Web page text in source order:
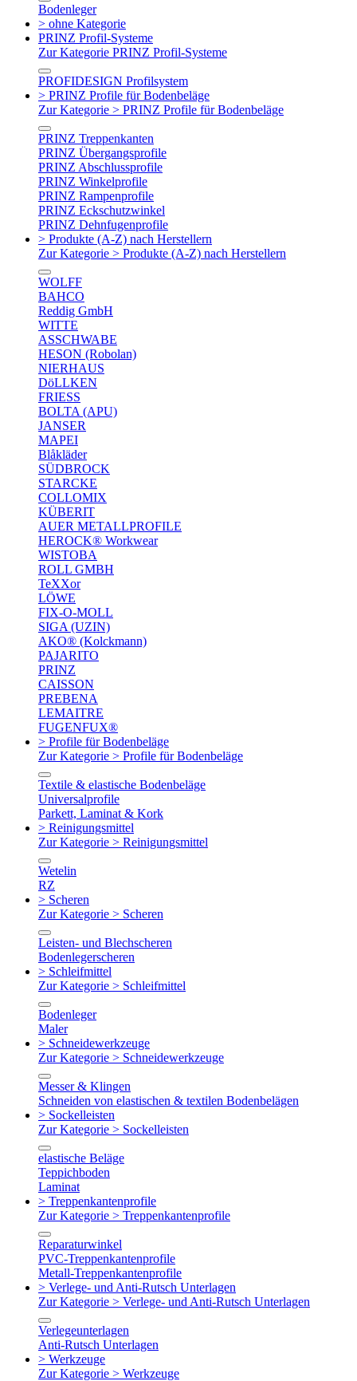
Bodenleger
> ohne Kategorie
PRINZ Profil-Systeme
Zur Kategorie PRINZ Profil-Systeme
PROFIDESIGN Profilsystem
> PRINZ Profile für Bodenbeläge
Zur Kategorie > PRINZ Profile für Bodenbeläge
PRINZ Treppenkanten
PRINZ Übergangsprofile
PRINZ Abschlussprofile
PRINZ Winkelprofile
PRINZ Rampenprofile
PRINZ Eckschutzwinkel
PRINZ Dehnfugenprofile
> Produkte (A-Z) nach Herstellern
Zur Kategorie > Produkte (A-Z) nach Herstellern
WOLFF
BAHCO
Reddig GmbH
WITTE
ASSCHWABE
HESON (Robolan)
NIERHAUS
DöLLKEN
FRIESS
BOLTA (APU)
JANSER
MAPEI
Blåkläder
SÜDBROCK
STARCKE
COLLOMIX
KÜBERIT
AUER METALLPROFILE
HEROCK® Workwear
WISTOBA
ROLL GMBH
TeXXor
LÖWE
FIX-O-MOLL
SIGA (UZIN)
AKO® (Kolckmann)
PAJARITO
PRINZ
CAISSON
PREBENA
LEMAITRE
FUGENFUX®
> Profile für Bodenbeläge
Zur Kategorie > Profile für Bodenbeläge
Textile & elastische Bodenbeläge
Universalprofile
Parkett, Laminat & Kork
> Reinigungsmittel
Zur Kategorie > Reinigungsmittel
Wetelin
RZ
> Scheren
Zur Kategorie > Scheren
Leisten- und Blechscheren
Bodenlegerscheren
> Schleifmittel
Zur Kategorie > Schleifmittel
Bodenleger
Maler
> Schneidewerkzeuge
Zur Kategorie > Schneidewerkzeuge
Messer & Klingen
Schneiden von elastischen & textilen Bodenbelägen
> Sockelleisten
Zur Kategorie > Sockelleisten
elastische Beläge
Teppichboden
Laminat
> Treppenkantenprofile
Zur Kategorie > Treppenkantenprofile
Reparaturwinkel
PVC-Treppenkantenprofile
Metall-Treppenkantenprofile
> Verlege- und Anti-Rutsch Unterlagen
Zur Kategorie > Verlege- und Anti-Rutsch Unterlagen
Verlegeunterlagen
Anti-Rutsch Unterlagen
> Werkzeuge
Zur Kategorie > Werkzeuge